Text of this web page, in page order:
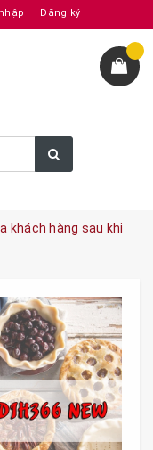
Đăng ký
khách hàng sau khi